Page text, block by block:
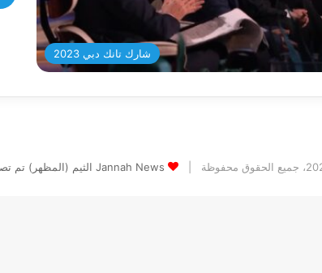
شارك تانك دبي 2023
Jannah News الثيم (المظهر) تم تصميمه من قِبل TieLabs